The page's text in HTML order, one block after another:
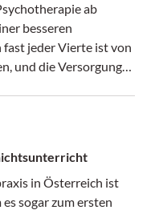
ab
besseren
jeder Vierte ist von
und die Versorgung
in Österreich ist
sogar zum ersten